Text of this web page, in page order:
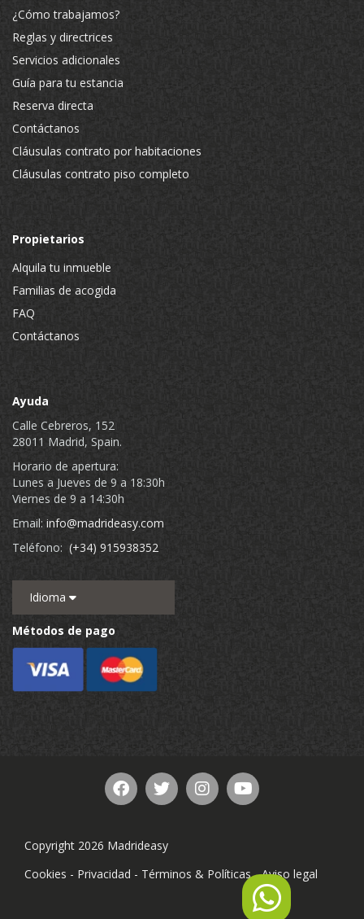
¿Cómo trabajamos?
Reglas y directrices
Servicios adicionales
Guía para tu estancia
Reserva directa
Contáctanos
Cláusulas contrato por habitaciones
Cláusulas contrato piso completo
Propietarios
Alquila tu inmueble
Familias de acogida
FAQ
Contáctanos
Ayuda
Calle Cebreros, 152
28011 Madrid, Spain.
Horario de apertura:
Lunes a Jueves de 9 a 18:30h
Viernes de 9 a 14:30h
Email: info@madrideasy.com
Teléfono: (+34) 915938352
Idioma
Métodos de pago
Copyright 2026 Madrideasy
Cookies - Privacidad - Términos & Políticas-Aviso legal